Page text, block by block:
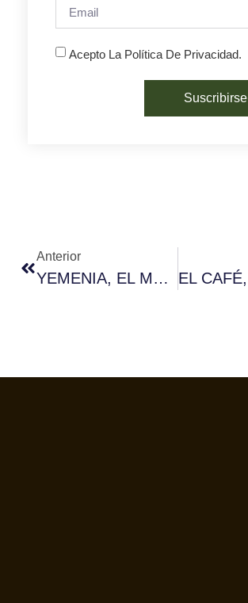
Acepto La Política De Privacidad.
Suscribirse
Anterior
YEMENIA, EL MÁS NUEVO DE LOS CAFÉS ANCESTRALES